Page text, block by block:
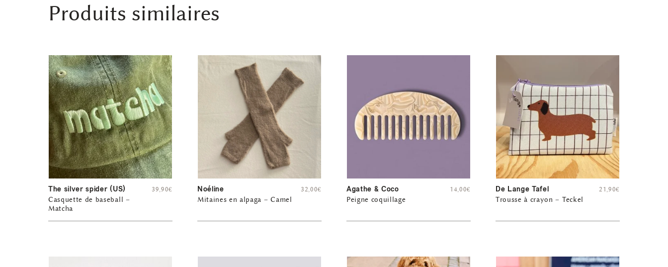
Produits similaires
The silver spider (US)
Casquette de baseball –
Matcha
39,90€ Noéline
Mitaines en alpaga – Camel
32,00€ Agathe & Coco
Peigne coquillage
14,00€ De Lange Tafel
Trousse à crayon – Teckel
21,90€